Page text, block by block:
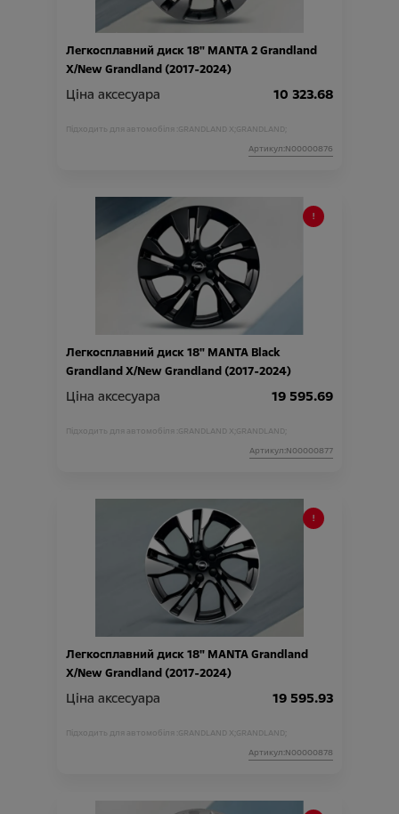
Легкосплавний диск 18" MANTA 2 Grandland
X/New Grandland (2017-2024)
Ціна аксесуара 10 323.68
Підходить для автомобіля : GRANDLAND X; GRANDLAND;
Артикул:N00000876
Легкосплавний диск 18" MANTA Black
Grandland X/New Grandland (2017-2024)
Ціна аксесуара 19 595.69
Підходить для автомобіля : GRANDLAND X; GRANDLAND;
Артикул:N00000877
Легкосплавний диск 18" MANTA Grandland
X/New Grandland (2017-2024)
Ціна аксесуара 19 595.93
Підходить для автомобіля : GRANDLAND X; GRANDLAND;
Артикул:N00000878